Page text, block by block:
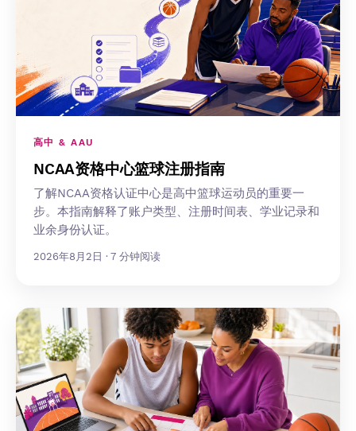
高中 & AAU
NCAA资格中心篮球注册指南
了解NCAA资格认证中心是高中篮球运动员的重要一
步。本指南解释了账户类型、注册时间表、学业记录和
业余身份认证。
2026年8月2日 · 7 分钟阅读